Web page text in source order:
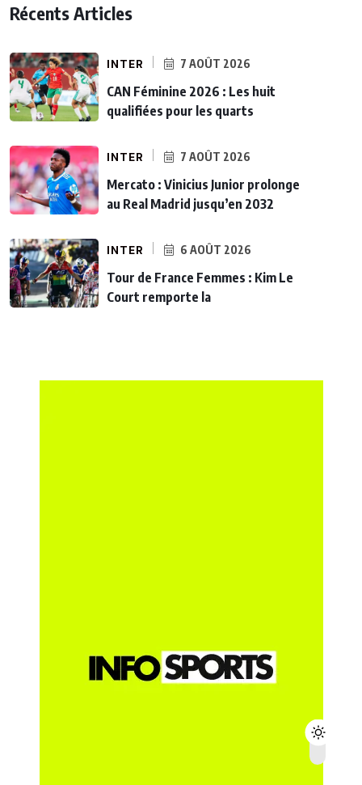
Récents Articles
INTER 7 AOÛT 2026
CAN Féminine 2026 : Les huit
qualifiées pour les quarts
INTER 7 AOÛT 2026
Mercato : Vinicius Junior prolonge
au Real Madrid jusqu’en 2032
INTER 6 AOÛT 2026
Tour de France Femmes : Kim Le
Court remporte la